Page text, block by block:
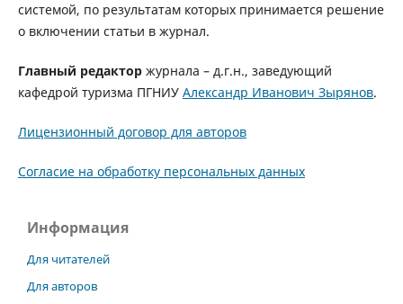
системой, по результатам которых принимается решение
о включении статьи в журнал.
Главный редакторжурнала – д.г.н., заведующий
кафедрой туризма ПГНИУ Александр Иванович Зырянов.
Лицензионный договор для авторов
Согласие на обработку персональных данных
Информация
Для читателей
Для авторов